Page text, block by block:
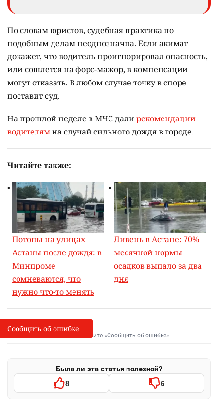
По словам юристов, судебная практика по
подобным делам неоднозначна. Если акимат
докажет, что водитель проигнорировал опасность,
или сошлётся на форс-мажор, в компенсации
могут отказать. В любом случае точку в споре
поставит суд.
На прошлой неделе в МЧС далирекомендации
водителямна случай сильного дождя в городе.
Читайте также:
Потопы на улицах
Астаны после дождя: в
Минпроме
сомневаются, что
нужно что-то менять
Ливень в Астане: 70%
месячной нормы
осадков выпало за два
дня
I
Сообщить об опечатке
Выделите фрагмент и нажмите «Сообщить об ошибке»
Была ли эта статья полезной?
8 6
Сообщить об ошибке